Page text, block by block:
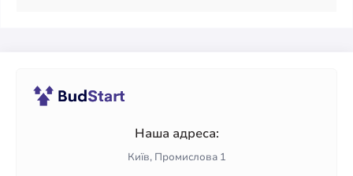
Наша адреса:
Київ, Промислова 1